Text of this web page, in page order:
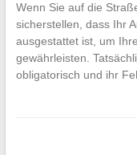
Wenn Sie auf die
sicherstellen, dass Ihr
ausgestattet ist, um
gewährleisten.
obligatorisch und ihr